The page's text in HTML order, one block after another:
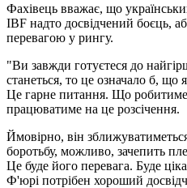
Фахівець вважає, що
IBF надто досвідчений боєць,
перевагою у рингу.
"Ви завжди готуєтеся до
станеться, то це означало б, що
Це гарне питання. Що
працюватиме на це розсічення.
Ймовірно, він
боротьбу, можливо, зачепить
Це буде його перевага. Буде
Ф'юрі потрібен хороший